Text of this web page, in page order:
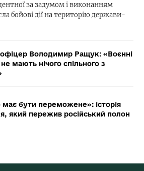
за задумом і виконанням
бойові дії на територію держави-
офіцер Володимир Ращук: «Воєнні
мають нічого спільного з
має бути переможене»: історія
який пережив російський полон